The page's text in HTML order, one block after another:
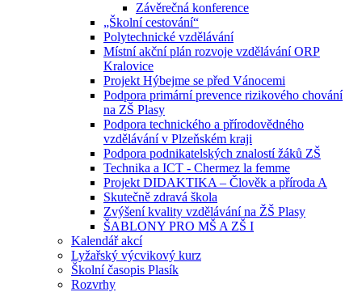
Závěrečná konference
„Školní cestování“
Polytechnické vzdělávání
Místní akční plán rozvoje vzdělávání ORP
Kralovice
Projekt Hýbejme se před Vánocemi
Podpora primární prevence rizikového chování
na ZŠ Plasy
Podpora technického a přírodovědného
vzdělávání v Plzeňském kraji
Podpora podnikatelských znalostí žáků ZŠ
Technika a ICT - Chermez la femme
Projekt DIDAKTIKA – Člověk a příroda A
Skutečně zdravá škola
Zvýšení kvality vzdělávání na ŽŠ Plasy
ŠABLONY PRO MŠ A ZŠ I
Kalendář akcí
Lyžařský výcvikový kurz
Školní časopis Plasík
Rozvrhy